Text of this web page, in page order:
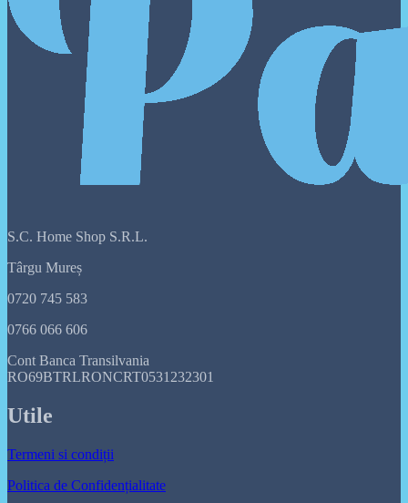
S.C. Home Shop S.R.L.
Târgu Mureș
0720 745 583
0766 066 606
Cont Banca Transilvania
RO69BTRLRONCRT0531232301
Utile
Termeni si condiții
Politica de Confidențialitate